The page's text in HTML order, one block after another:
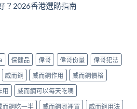
？2026香港選購指南
保健品 偉哥 偉哥份量
偉哥犯法
威而鋼 威而鋼作用
威而鋼價格
用
威而鋼可以每天吃嗎
而鋼吃一半 威而鋼哪裡買 威而鋼用法